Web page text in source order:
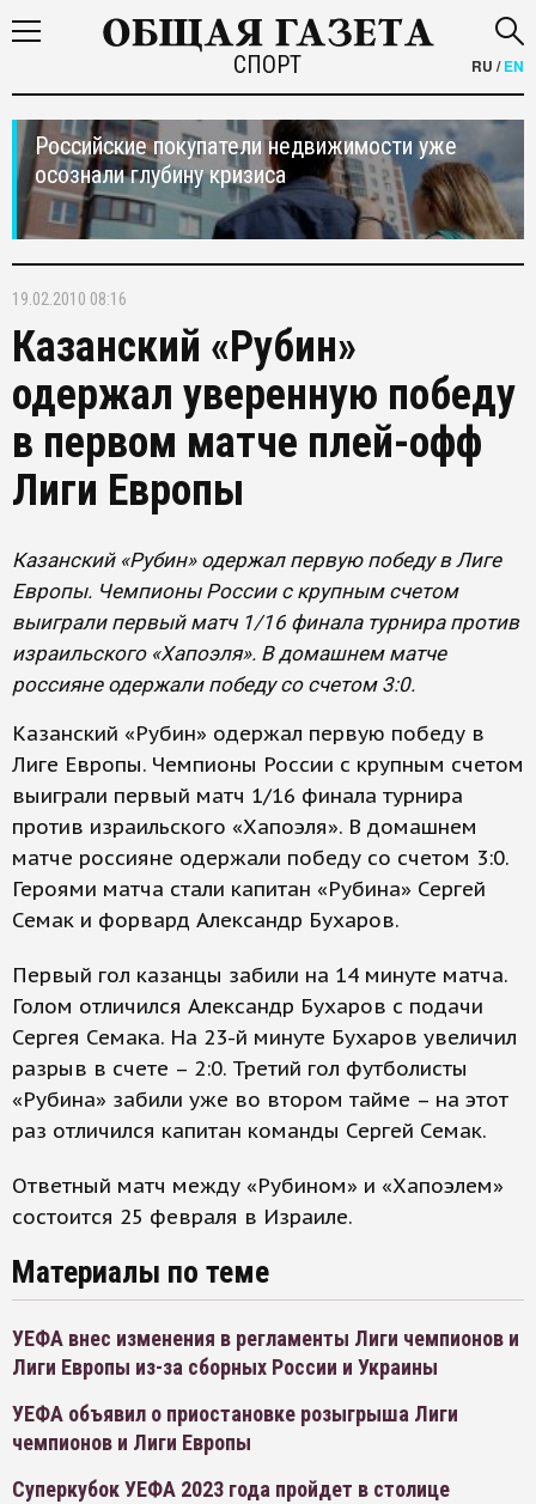
СПОРТ RU /EN
Российские покупатели недвижимости уже
осознали глубину кризиса
19.02.2010 08:16
Казанский «Рубин»
одержал уверенную победу
в первом матче плей-офф
Лиги Европы
Казанский «Рубин» одержал первую победу в Лиге
Европы. Чемпионы России с крупным счетом
выиграли первый матч 1/16 финала турнира против
израильского «Хапоэля». В домашнем матче
россияне одержали победу со счетом 3:0.
Казанский «Рубин» одержал первую победу в
Лиге Европы. Чемпионы России с крупным счетом
выиграли первый матч 1/16 финала турнира
против израильского «Хапоэля». В домашнем
матче россияне одержали победу со счетом 3:0.
Героями матча стали капитан «Рубина» Сергей
Семак и форвард Александр Бухаров.
Первый гол казанцы забили на 14 минуте матча.
Голом отличился Александр Бухаров с подачи
Сергея Семака. На 23-й минуте Бухаров увеличил
разрыв в счете – 2:0. Третий гол футболисты
«Рубина» забили уже во втором тайме – на этот
раз отличился капитан команды Сергей Семак.
Ответный матч между «Рубином» и «Хапоэлем»
состоится 25 февраля в Израиле.
Материалы по теме
УЕФА внес изменения в регламенты Лиги чемпионов и
Лиги Европы из-за сборных России и Украины
УЕФА объявил о приостановке розыгрыша Лиги
чемпионов и Лиги Европы
Суперкубок УЕФА 2023 года пройдет в столице